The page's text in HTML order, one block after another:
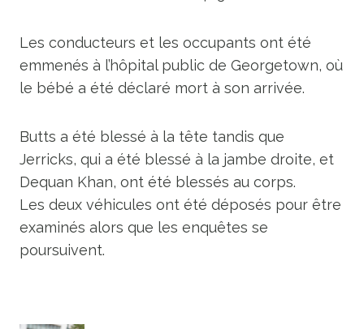
Les conducteurs et les occupants ont été
emmenés à l’hôpital public de Georgetown, où
le bébé a été déclaré mort à son arrivée.
Butts a été blessé à la tête tandis que
Jerricks, qui a été blessé à la jambe droite, et
Dequan Khan, ont été blessés au corps.
Les deux véhicules ont été déposés pour être
examinés alors que les enquêtes se
poursuivent.